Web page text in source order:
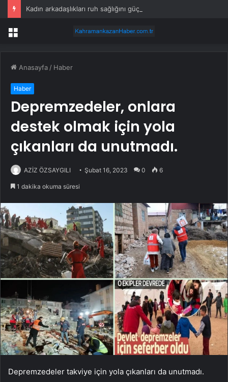
Kadın arkadaşlıkları ruh sağlığını güçlendiriyor
Menü
Anasayfa / Haber
Haber
Depremzedeler, onlara
destek olmak için yola
çıkanları da unutmadı.
AZİZ ÖZSAYGILI Şubat 16, 2023 0 6
1 dakika okuma süresi
Depremzedeler takviye için yola çıkanları da unutmadı.